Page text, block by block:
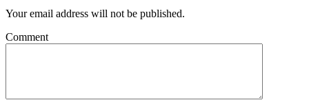
Your email address will not be published.
Comment